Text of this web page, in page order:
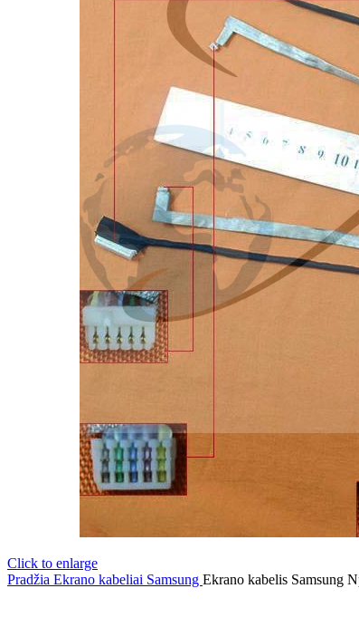
Click to enlarge
Pradžia Ekrano kabeliai Samsung Ekrano kabelis Samsung